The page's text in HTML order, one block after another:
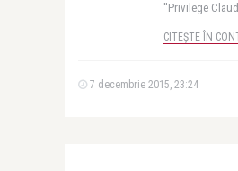
''Privilege
CITEȘTE ÎN
7 decembrie 2015, 23:24